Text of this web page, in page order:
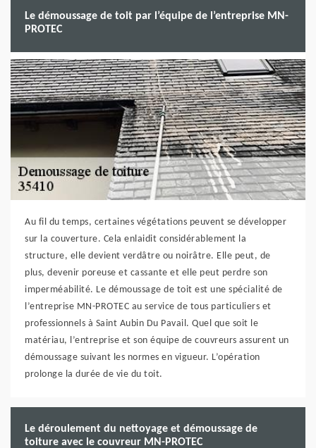
Le démoussage de toit par l’équipe de l’entreprise MN-
PROTEC
Au fil du temps, certaines végétations peuvent se développer
sur la couverture. Cela enlaidit considérablement la
structure, elle devient verdâtre ou noirâtre. Elle peut, de
plus, devenir poreuse et cassante et elle peut perdre son
imperméabilité. Le démoussage de toit est une spécialité de
l’entreprise MN-PROTEC au service de tous particuliers et
professionnels à Saint Aubin Du Pavail. Quel que soit le
matériau, l’entreprise et son équipe de couvreurs assurent un
démoussage suivant les normes en vigueur. L’opération
prolonge la durée de vie du toit.
Le déroulement du nettoyage et démoussage de
toiture avec le couvreur MN-PROTEC